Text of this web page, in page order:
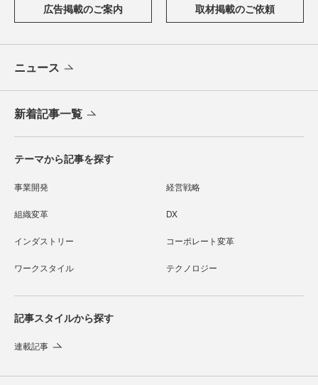
広告掲載のご案内 取材掲載のご依頼
ニュース
新着記事一覧
テーマから記事を探す
事業開発 経営戦略
組織変革 DX
インダストリー コーポレート変革
ワークスタイル テクノロジー
記事スタイルから探す
連載記事